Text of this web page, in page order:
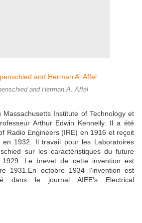
and Herman A. Affel
Massachusetts Institute of Technology et
Arthur Edwin Kennelly. Il a été
Radio Engineers (IRE) en 1916 et reçoit
en 1932. Il travail pour les Laboratoires
sur les caractéristiques du future
Le brevet de cette invention est
1931.En octobre 1934 l'invention est
dans le journal AIEE's Electrical